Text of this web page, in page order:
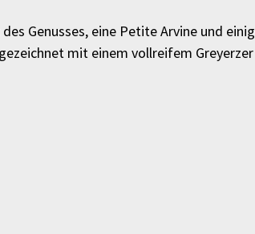
Genusses, eine Petite Arvine und
mit einem vollreifem